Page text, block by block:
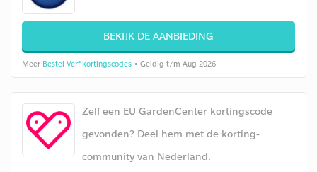
BEKIJK DE AANBIEDING
Meer Bestel Verf kortingscodes • Geldig t/m Aug 2026
Zelf een EU GardenCenter kortingscode
gevonden? Deel hem met de korting-
community van Nederland.